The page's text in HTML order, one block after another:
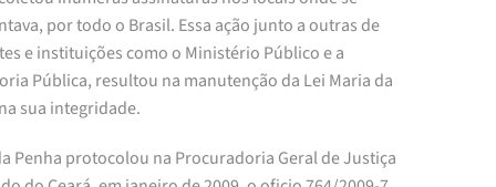
por todo o Brasil. Essa ação junto a outras de
e instituições como o Ministério Público e a
Pública, resultou na manutenção da Lei Maria da
sua integridade.
Penha protocolou na Procuradoria Geral de Justiça